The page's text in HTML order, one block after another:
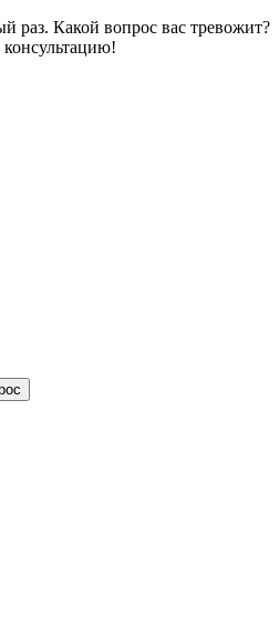
раз. Какой вопрос вас тревожит?